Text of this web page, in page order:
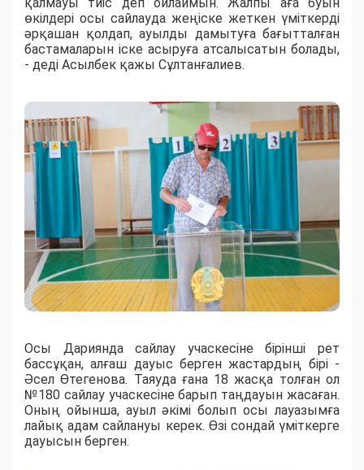
өкілдері осы сайлауда жеңіске жеткен үміткерді
әрқашан қолдап, ауылды дамытуға бағытталған
бастамаларын іске асыруға атсалысатын болады,
- деді Асылбек қажы Сұлтанғалиев.
Осы Дариянда сайлау учаскесіне бірінші рет
бассұқан, алғаш дауыс берген жастардың бірі -
Әсел Өтегенова. Таяуда ғана 18 жасқа толған ол
№180 сайлау учаскесіне барып таңдауын жасаған.
Оның ойынша, ауыл әкімі болып осы лауазымға
лайық адам сайлануы керек. Өзі сондай үміткерге
дауысын берген.